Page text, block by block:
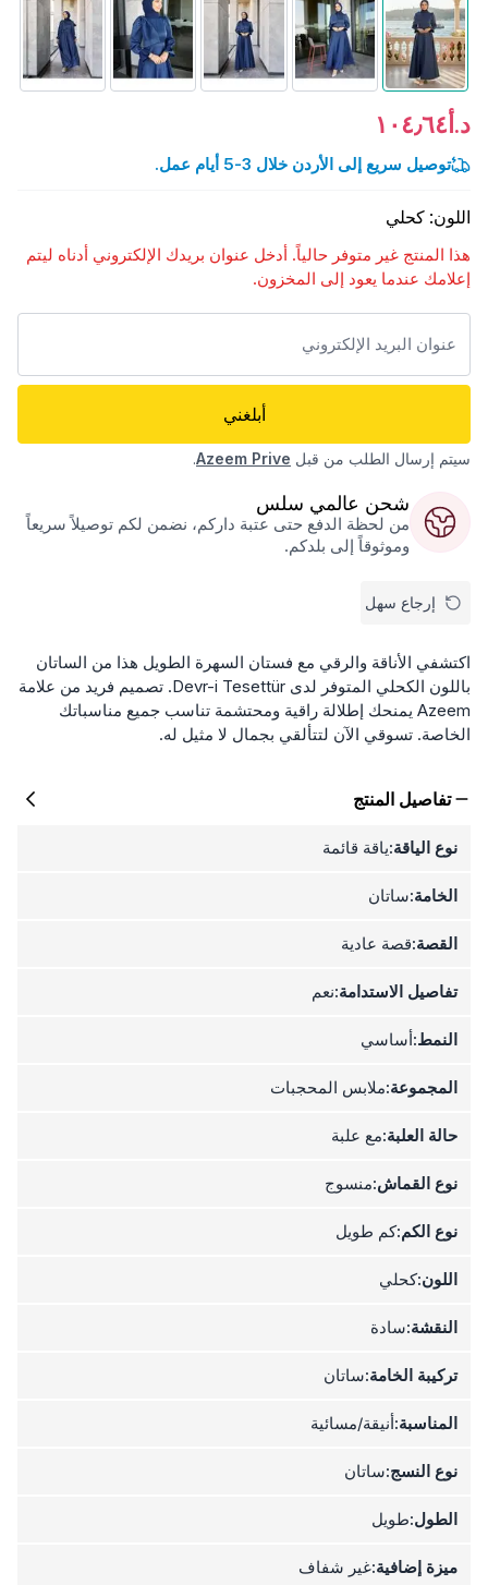
د.أ١٠٤٫٦٤
توصيل سريع إلى الأردن خلال 3-5 أيام عمل.
اللون: كحلي
هذا المنتج غير متوفر حالياً. أدخل عنوان بريدك الإلكتروني أدناه ليتم
إعلامك عندما يعود إلى المخزون.
أبلغني
سيتم إرسال الطلب من قبل Azeem Prive
.
شحن عالمي سلس
من لحظة الدفع حتى عتبة داركم، نضمن لكم توصيلاً سريعاً
وموثوقاً إلى بلدكم.
إرجاع سهل
اكتشفي الأناقة والرقي مع فستان السهرة الطويل هذا من الساتان
باللون الكحلي المتوفر لدى Devr-i Tesettür. تصميم فريد من علامة
Azeem يمنحك إطلالة راقية ومحتشمة تناسب جميع مناسباتك
الخاصة. تسوقي الآن لتتألقي بجمال لا مثيل له.
تفاصيل المنتج
نوع الياقة:ياقة قائمة
الخامة:ساتان
القصة:قصة عادية
تفاصيل الاستدامة:نعم
النمط:أساسي
المجموعة:ملابس المحجبات
حالة العلبة:مع علبة
نوع القماش:منسوج
نوع الكم:كم طويل
اللون:كحلي
النقشة:سادة
تركيبة الخامة:ساتان
المناسبة:أنيقة/مسائية
نوع النسج:ساتان
الطول:طويل
ميزة إضافية:غير شفاف